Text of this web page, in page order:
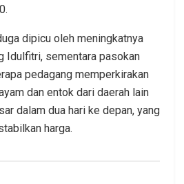
dipicu oleh meningkatnya
Idulfitri, sementara pasokan
pedagang memperkirakan
dan entok dari daerah lain
dalam dua hari ke depan, yang
harga.